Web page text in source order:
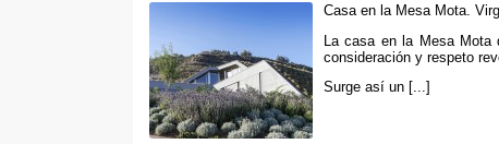
Casa en la Mesa Mota
La casa en la Mesa Mota
consideración y respeto
Surge así un [...]